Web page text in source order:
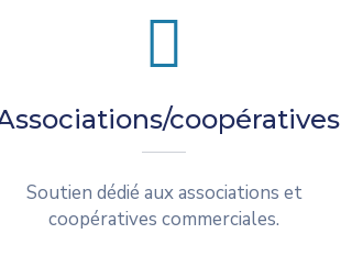
coopératives
Soutien dédié aux associations et
coopératives commerciales.